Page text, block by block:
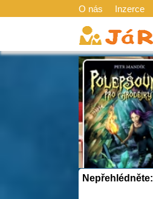
O nás Inzerce
Nepřehlédněte: